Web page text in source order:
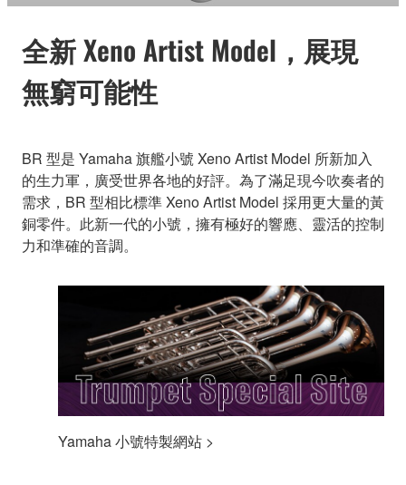
全新 Xeno Artist Model，展現
無窮可能性
BR 型是 Yamaha 旗艦小號 Xeno Artist Model 所新加入
的生力軍，廣受世界各地的好評。為了滿足現今吹奏者的
需求，BR 型相比標準 Xeno Artist Model 採用更大量的黃
銅零件。此新一代的小號，擁有極好的響應、靈活的控制
力和準確的音調。
Yamaha 小號特製網站 >